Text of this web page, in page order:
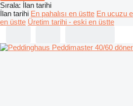
Sırala: İlan tarihi
İlan tarihi En pahalısı en üstte En ucuzu
en üstte Üretim tarihi - eski en üstte